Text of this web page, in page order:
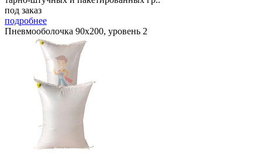
под заказ
подробнее
Пневмооболочка 90х200, уровень 2